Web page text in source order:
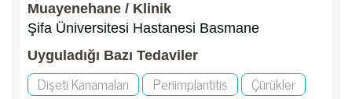
Muayenehane / Klinik
Şifa Üniversitesi Hastanesi Basmane
Uyguladığı Bazı Tedaviler
Dişeti Kanamaları Periimplantitis Çürükler